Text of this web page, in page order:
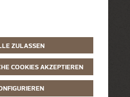
ZULASSEN
COOKIES AKZEPTIEREN